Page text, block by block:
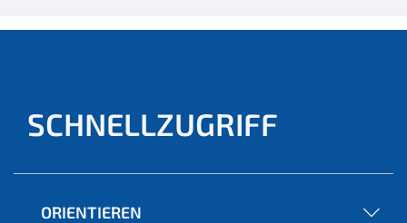
SCHNELLZUGRIFF
ORIENTIEREN